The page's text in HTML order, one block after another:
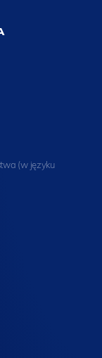
(w języku